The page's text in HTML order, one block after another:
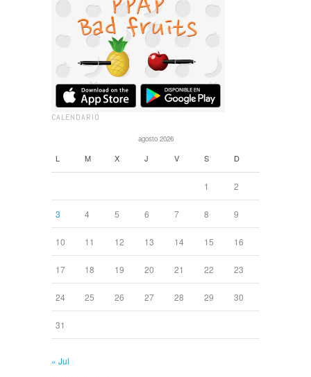
CALENDARIO
agosto 2026
L M X J V S D
1 2
3 4 5 6 7 8 9
10 11 12 13 14 15 16
17 18 19 20 21 22 23
24 25 26 27 28 29 30
31
« Jul